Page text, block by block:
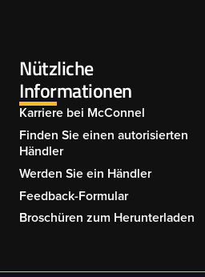
Nützliche
Informationen
Karriere bei McConnel
Finden Sie einen autorisierten
Händler
Werden Sie ein Händler
Feedback-Formular
Broschüren zum Herunterladen